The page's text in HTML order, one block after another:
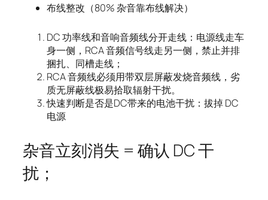
布线整改（80% 杂音靠布线解决）
DC 功率线和音响音频线分开走线：电源线走车
身一侧，RCA 音频信号线走另一侧，禁止并排
捆扎、同槽走线；
RCA 音频线必须用带双层屏蔽发烧音频线，劣
质无屏蔽线极易拾取辐射干扰。
快速判断是否是DC带来的电池干扰：拔掉 DC
电源
杂音立刻消失 = 确认 DC 干
扰；